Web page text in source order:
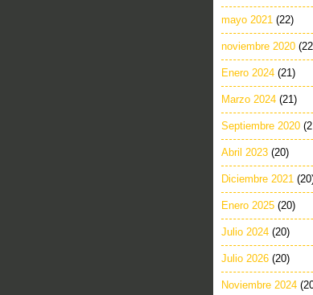
mayo 2021 (22)
noviembre 2020
Enero 2024 (21)
Marzo 2024 (21)
Septiembre 2020
Abril 2023 (20)
Diciembre 2021
Enero 2025 (20)
Julio 2024 (20)
Julio 2026 (20)
Noviembre 2024